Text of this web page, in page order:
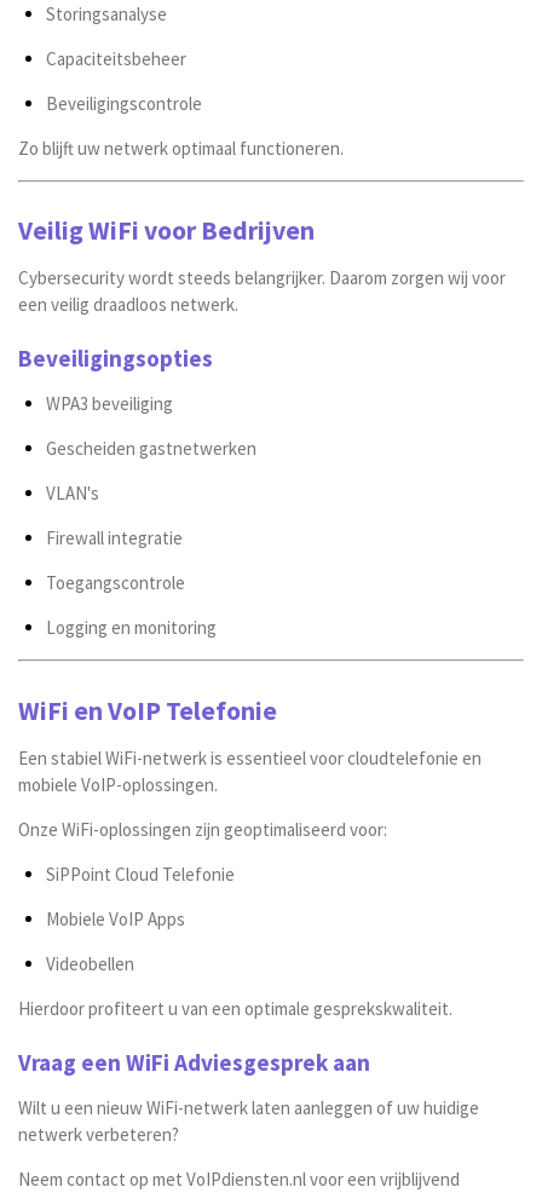
Storingsanalyse
Capaciteitsbeheer
Beveiligingscontrole
Zo blijft uw netwerk optimaal functioneren.
Veilig WiFi voor Bedrijven
Cybersecurity wordt steeds belangrijker. Daarom zorgen wij voor
een veilig draadloos netwerk.
Beveiligingsopties
WPA3 beveiliging
Gescheiden gastnetwerken
VLAN's
Firewall integratie
Toegangscontrole
Logging en monitoring
WiFi en VoIP Telefonie
Een stabiel WiFi-netwerk is essentieel voor cloudtelefonie en
mobiele VoIP-oplossingen.
Onze WiFi-oplossingen zijn geoptimaliseerd voor:
SiPPoint Cloud Telefonie
Mobiele VoIP Apps
Videobellen
Hierdoor profiteert u van een optimale gesprekskwaliteit.
Vraag een WiFi Adviesgesprek aan
Wilt u een nieuw WiFi-netwerk laten aanleggen of uw huidige
netwerk verbeteren?
Neem contact op met VoIPdiensten.nl voor een vrijblijvend